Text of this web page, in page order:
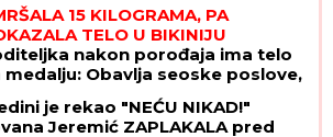
15 KILOGRAMA, PA
TELO U BIKINIJU
nakon porođaja ima telo
medalju: Obavlja seoske poslove,
kada se skine muškarcima padnu
je rekao "NEĆU NIKAD!"
Jeremić ZAPLAKALA pred